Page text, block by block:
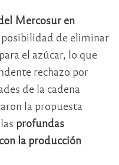
Mercosur en
posibilidad de eliminar
el azúcar, lo que
rechazo por
de la cadena
la propuesta
profundas
la producción